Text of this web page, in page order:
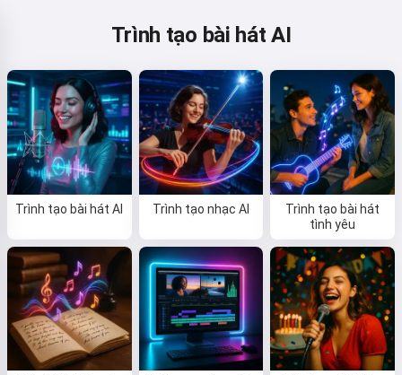
Trình tạo bài hát AI
Trình tạo bài hát AI Trình tạo nhạc AI
Trình tạo bài hát
tình yêu